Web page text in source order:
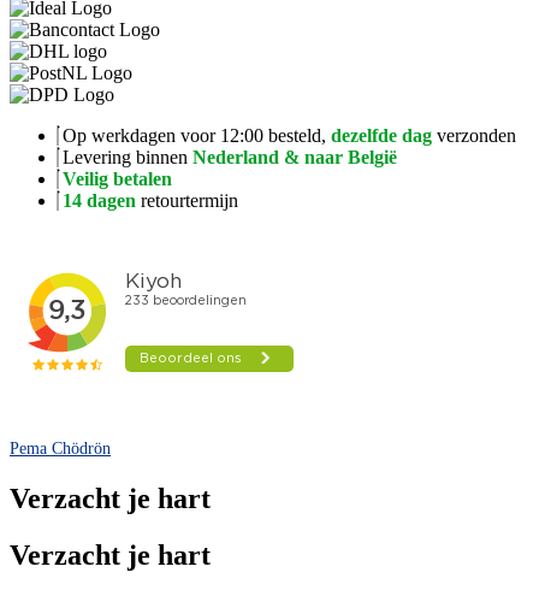
Op werkdagen voor 12:00 besteld, dezelfde dag verzonden
Levering binnen Nederland & naar België
Veilig betalen
14 dagen retourtermijn
Pema Chödrön
Verzacht je hart
Verzacht je hart